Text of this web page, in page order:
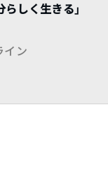
らしく生きる」
イン